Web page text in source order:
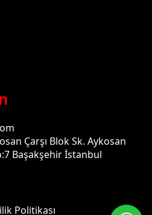
Çarşı Blok Sk. Aykosan
Başakşehir İstanbul
Politikası